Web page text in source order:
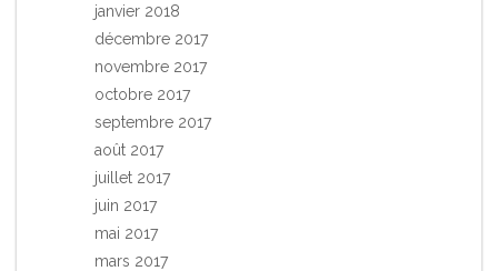
janvier 2018
décembre 2017
novembre 2017
octobre 2017
septembre 2017
août 2017
juillet 2017
juin 2017
mai 2017
mars 2017